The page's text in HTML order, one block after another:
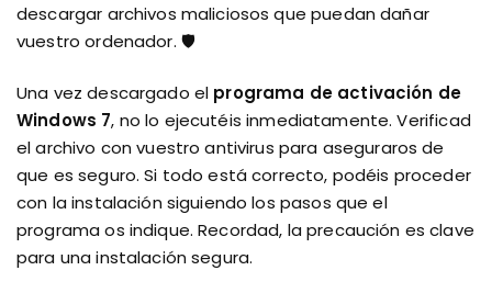
descargar archivos maliciosos que puedan dañar
vuestro ordenador. 🛡️
Una vez descargado el programa de activación de
Windows 7, no lo ejecutéis inmediatamente. Verificad
el archivo con vuestro antivirus para aseguraros de
que es seguro. Si todo está correcto, podéis proceder
con la instalación siguiendo los pasos que el
programa os indique. Recordad, la precaución es clave
para una instalación segura.